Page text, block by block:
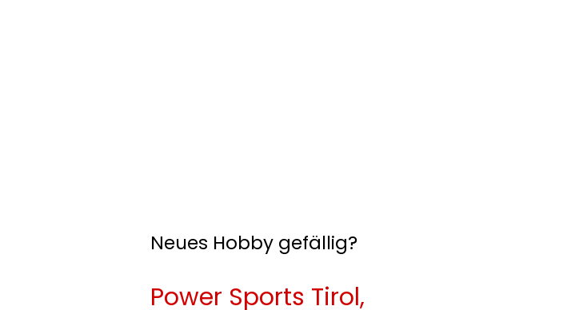
Neues Hobby gefällig?
Power Sports Tirol,